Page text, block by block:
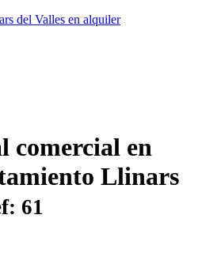
del Valles en alquiler
comercial en
Llinars
61